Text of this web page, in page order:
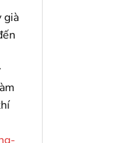
già